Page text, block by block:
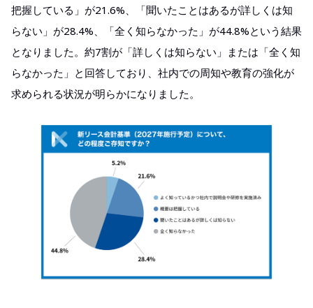
把握している」が21.6%、「聞いたことはあるが詳しくは知
らない」が28.4%、「全く知らなかった」が44.8%という結果
となりました。約7割が「詳しくは知らない」または「全く知
らなかった」と回答しており、社内での周知や教育の強化が
求められる状況が明らかになりました。